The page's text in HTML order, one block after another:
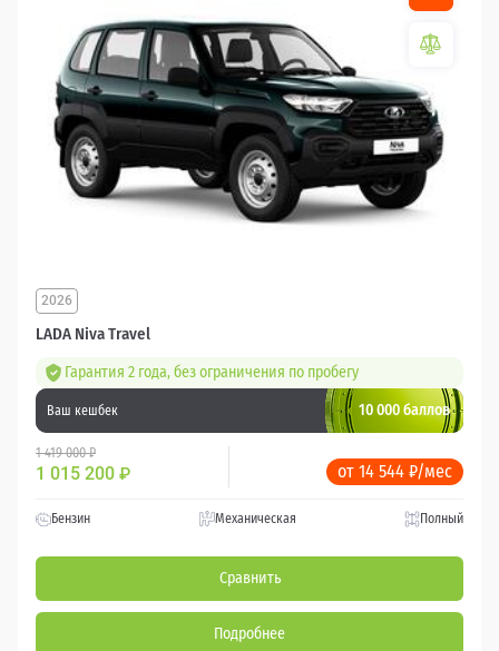
LADA Niva Travel
2026
Гарантия 2 года, без ограничения по пробегу
Ваш кешбек 10 000 баллов
1 419 000 ₽
1 015 200 ₽ от 14 544 ₽/мес
Бензин Механическая Полный
Сравнить
Подробнее